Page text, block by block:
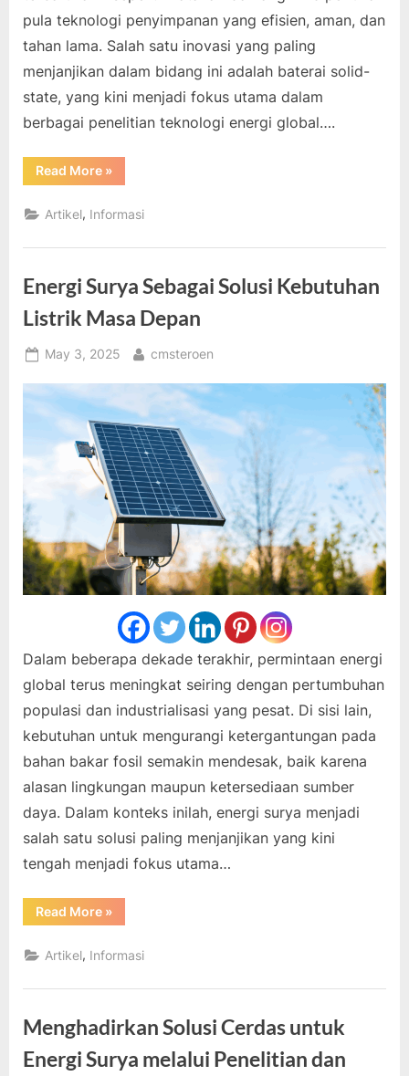
pula teknologi penyimpanan yang efisien, aman, dan
tahan lama. Salah satu inovasi yang paling
menjanjikan dalam bidang ini adalah baterai solid-
state, yang kini menjadi fokus utama dalam
berbagai penelitian teknologi energi global….
Read More“Inovasi
Baterai
State
Perpanjang
Perangkat”
»
Artikel, Informasi
Energi Surya Sebagai Solusi Kebutuhan
Listrik Masa Depan
Posted
May 3, 2025 By
cmsteroen
Dalam beberapa dekade terakhir, permintaan energi
global terus meningkat seiring dengan pertumbuhan
populasi dan industrialisasi yang pesat. Di sisi lain,
kebutuhan untuk mengurangi ketergantungan pada
bahan bakar fosil semakin mendesak, baik karena
alasan lingkungan maupun ketersediaan sumber
daya. Dalam konteks inilah, energi surya menjadi
salah satu solusi paling menjanjikan yang kini
tengah menjadi fokus utama…
Read More“Energi
Surya
Solusi
Kebutuhan
Masa
»
Artikel, Informasi
Menghadirkan Solusi Cerdas untuk
Energi Surya melalui Penelitian dan